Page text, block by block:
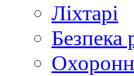
Ліхтарі
Безпека